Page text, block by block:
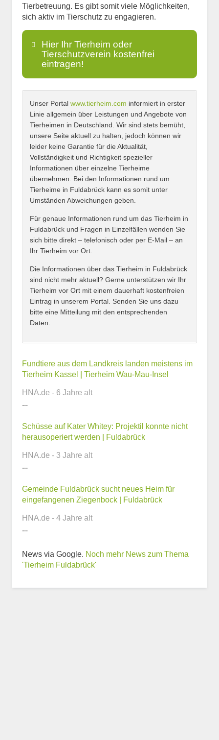
Tierbetreuung. Es gibt somit viele Möglichkeiten,
sich aktiv im Tierschutz zu engagieren.
Hier Ihr Tierheim oder
Tierschutzverein kostenfrei
eintragen!
Name*
E-Mail*
Name des Tierheims*
Kontaktmöglichkeiten
E-Mail-Adresse
Telefonnummer
zum Tierheim
Trägerverein
Unser Portal www.tierheim.com informiert in erster
Linie allgemein über Leistungen und Angebote von
Tierheimen in Deutschland. Wir sind stets bemüht,
unsere Seite aktuell zu halten, jedoch können wir
leider keine Garantie für die Aktualität,
Vollständigkeit und Richtigkeit spezieller
Informationen über einzelne Tierheime
übernehmen. Bei den Informationen rund um
Tierheime in Fuldabrück kann es somit unter
Umständen Abweichungen geben.
Für genaue Informationen rund um das Tierheim in
Fuldabrück und Fragen in Einzelfällen wenden Sie
sich bitte direkt – telefonisch oder per E-Mail – an
Ihr Tierheim vor Ort.
Die Informationen über das Tierheim in Fuldabrück
sind nicht mehr aktuell? Gerne unterstützen wir Ihr
Tierheim vor Ort mit einem dauerhaft kostenfreien
Eintrag in unserem Portal. Senden Sie uns dazu
bitte eine Mitteilung mit den entsprechenden
Daten.
Fundtiere aus dem Landkreis landen meistens im
Tierheim Kassel | Tierheim Wau-Mau-Insel
HNA.de - 6 Jahre alt
...
Schüsse auf Kater Whitey: Projektil konnte nicht
herausoperiert werden | Fuldabrück
HNA.de - 3 Jahre alt
...
Gemeinde Fuldabrück sucht neues Heim für
eingefangenen Ziegenbock | Fuldabrück
HNA.de - 4 Jahre alt
...
News via Google. Noch mehr News zum Thema
'Tierheim Fuldabrück'